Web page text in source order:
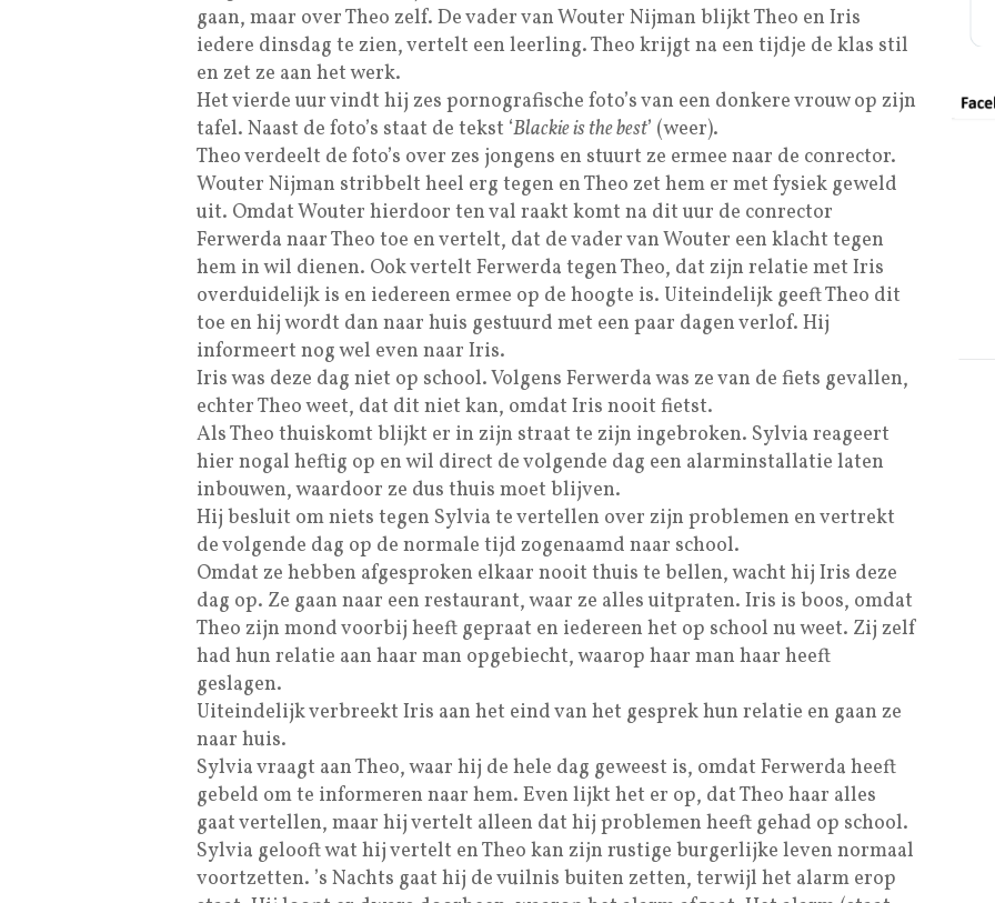
gaan, maar over Theo zelf. De vader van Wouter Nijman blijkt Theo en Iris
iedere dinsdag te zien, vertelt een leerling. Theo krijgt na een tijdje de klas stil
en zet ze aan het werk.
Het vierde uur vindt hij zes pornografische foto’s van een donkere vrouw op zijn
tafel. Naast de foto’s staat de tekst ‘Blackie is the best’ (weer).
Theo verdeelt de foto’s over zes jongens en stuurt ze ermee naar de conrector.
Wouter Nijman stribbelt heel erg tegen en Theo zet hem er met fysiek geweld
uit. Omdat Wouter hierdoor ten val raakt komt na dit uur de conrector
Ferwerda naar Theo toe en vertelt, dat de vader van Wouter een klacht tegen
hem in wil dienen. Ook vertelt Ferwerda tegen Theo, dat zijn relatie met Iris
overduidelijk is en iedereen ermee op de hoogte is. Uiteindelijk geeft Theo dit
toe en hij wordt dan naar huis gestuurd met een paar dagen verlof. Hij
informeert nog wel even naar Iris.
Iris was deze dag niet op school. Volgens Ferwerda was ze van de fiets gevallen,
echter Theo weet, dat dit niet kan, omdat Iris nooit fietst.
Als Theo thuiskomt blijkt er in zijn straat te zijn ingebroken. Sylvia reageert
hier nogal heftig op en wil direct de volgende dag een alarminstallatie laten
inbouwen, waardoor ze dus thuis moet blijven.
Hij besluit om niets tegen Sylvia te vertellen over zijn problemen en vertrekt
de volgende dag op de normale tijd zogenaamd naar school.
Omdat ze hebben afgesproken elkaar nooit thuis te bellen, wacht hij Iris deze
dag op. Ze gaan naar een restaurant, waar ze alles uitpraten. Iris is boos, omdat
Theo zijn mond voorbij heeft gepraat en iedereen het op school nu weet. Zij zelf
had hun relatie aan haar man opgebiecht, waarop haar man haar heeft
geslagen.
Uiteindelijk verbreekt Iris aan het eind van het gesprek hun relatie en gaan ze
naar huis.
Sylvia vraagt aan Theo, waar hij de hele dag geweest is, omdat Ferwerda heeft
gebeld om te informeren naar hem. Even lijkt het er op, dat Theo haar alles
gaat vertellen, maar hij vertelt alleen dat hij problemen heeft gehad op school.
Sylvia gelooft wat hij vertelt en Theo kan zijn rustige burgerlijke leven normaal
voortzetten. ’s Nachts gaat hij de vuilnis buiten zetten, terwijl het alarm erop